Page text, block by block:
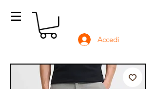
Accedi